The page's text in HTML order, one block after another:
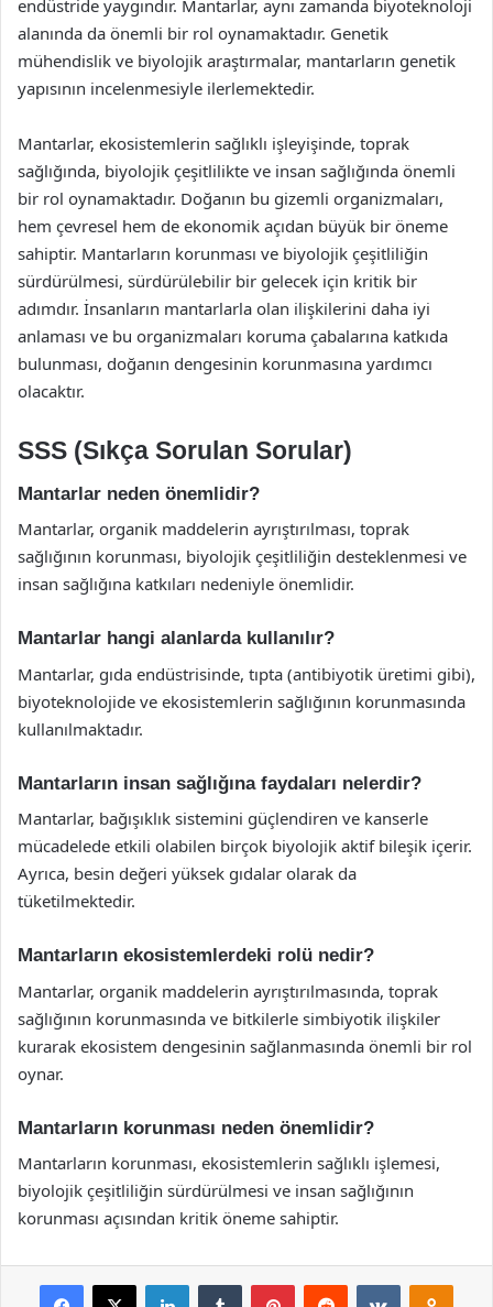
endüstride yaygındır. Mantarlar, aynı zamanda biyoteknoloji
alanında da önemli bir rol oynamaktadır. Genetik
mühendislik ve biyolojik araştırmalar, mantarların genetik
yapısının incelenmesiyle ilerlemektedir.
Mantarlar, ekosistemlerin sağlıklı işleyişinde, toprak
sağlığında, biyolojik çeşitlilikte ve insan sağlığında önemli
bir rol oynamaktadır. Doğanın bu gizemli organizmaları,
hem çevresel hem de ekonomik açıdan büyük bir öneme
sahiptir. Mantarların korunması ve biyolojik çeşitliliğin
sürdürülmesi, sürdürülebilir bir gelecek için kritik bir
adımdır. İnsanların mantarlarla olan ilişkilerini daha iyi
anlaması ve bu organizmaları koruma çabalarına katkıda
bulunması, doğanın dengesinin korunmasına yardımcı
olacaktır.
SSS (Sıkça Sorulan Sorular)
Mantarlar neden önemlidir?
Mantarlar, organik maddelerin ayrıştırılması, toprak
sağlığının korunması, biyolojik çeşitliliğin desteklenmesi ve
insan sağlığına katkıları nedeniyle önemlidir.
Mantarlar hangi alanlarda kullanılır?
Mantarlar, gıda endüstrisinde, tıpta (antibiyotik üretimi gibi),
biyoteknolojide ve ekosistemlerin sağlığının korunmasında
kullanılmaktadır.
Mantarların insan sağlığına faydaları nelerdir?
Mantarlar, bağışıklık sistemini güçlendiren ve kanserle
mücadelede etkili olabilen birçok biyolojik aktif bileşik içerir.
Ayrıca, besin değeri yüksek gıdalar olarak da
tüketilmektedir.
Mantarların ekosistemlerdeki rolü nedir?
Mantarlar, organik maddelerin ayrıştırılmasında, toprak
sağlığının korunmasında ve bitkilerle simbiyotik ilişkiler
kurarak ekosistem dengesinin sağlanmasında önemli bir rol
oynar.
Mantarların korunması neden önemlidir?
Mantarların korunması, ekosistemlerin sağlıklı işlemesi,
biyolojik çeşitliliğin sürdürülmesi ve insan sağlığının
korunması açısından kritik öneme sahiptir.
Facebook
X LinkedInTumblr PinterestReddit VKontakte